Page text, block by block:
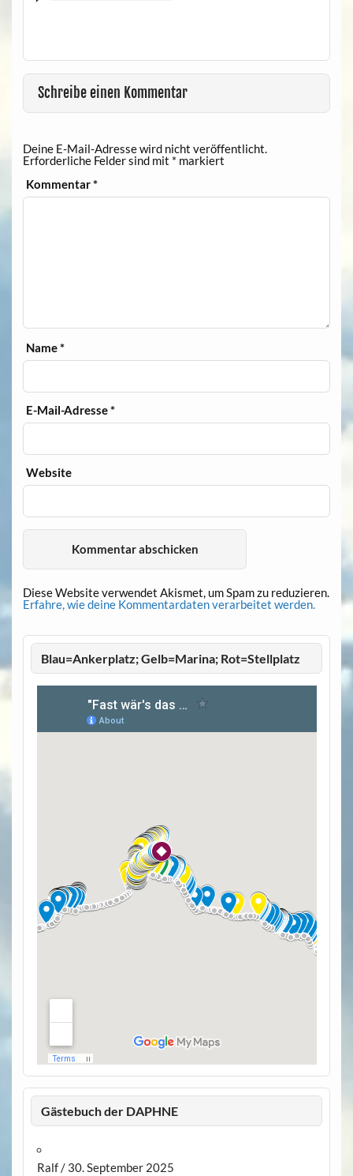
Schreibe einen Kommentar
Deine E-Mail-Adresse wird nicht veröffentlicht.
Erforderliche Felder sind mit * markiert
Kommentar*
Name*
E-Mail-Adresse*
Website
Diese Website verwendet Akismet, um Spam zu reduzieren.
Erfahre, wie deine Kommentardaten verarbeitet werden.
Blau=Ankerplatz; Gelb=Marina; Rot=Stellplatz
Gästebuch der DAPHNE
Ralf/ 30. September 2025